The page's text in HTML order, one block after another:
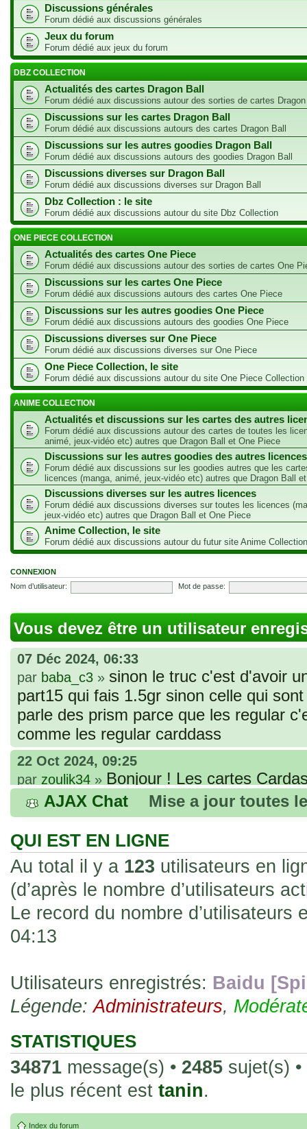
Discussions générales
Forum dédié aux discussions générales
Jeux du forum
Forum dédié aux jeux du forum
DBZ COLLECTION
Actualités des cartes Dragon Ball
Forum dédié aux discussions autour des sorties de cartes
Discussions sur les cartes Dragon Ball
Forum dédié aux discussions autours des cartes Dragon Ball
Discussions sur les autres goodies Dragon Ball
Forum dédié aux discussions autours des goodies Dragon Ball
Discussions diverses sur Dragon Ball
Forum dédié aux discussions diverses sur Dragon Ball
Dbz Collection : le site
Forum dédié aux discussions autour du site Dbz Collection
ONE PIECE COLLECTION
Actualités des cartes One Piece
Forum dédié aux discussions autour des sorties de cartes One
Discussions sur les cartes One Piece
Forum dédié aux discussions autours des cartes One Piece
Discussions sur les autres goodies One Piece
Forum dédié aux discussions autours des goodies One Piece
Discussions diverses sur One Piece
Forum dédié aux discussions diverses sur One Piece
One Piece Collection, le site
Forum dédié aux discussions autour du site One Piece Collection
ANIME COLLECTION
Actualités et discussions sur les cartes des autres
Forum dédié aux discussions autour des cartes de toutes les
animé, jeux-vidéo etc) autres que Dragon Ball et One Piece
Discussions sur les autres goodies des autres licences
Forum dédié aux discussions sur les goodies autres que les
licences (manga, animé, jeux-vidéo etc) autres que Dragon Ball
Discussions diverses sur les autres licences
Forum dédié aux discussions diverses sur toutes les licences
jeux-vidéo etc) autres que Dragon Ball et One Piece
Anime Collection, le site
Forum dédié aux discussions autour du futur site Anime Collection
CONNEXION
Nom d’utilisateur:
Mot de passe:
Vous devez être un utilisateur
07 Déc 2024, 06:33
par baba_c3 » sinon le truc c'est d'avoir
part15 qui fais 1.5gr sinon celle qui
parle des prism parce que les regular
comme les regular carddass
22 Oct 2024, 09:25
par zoulik34 » Bonjour ! Les cartes
que vous avez commandées, sont
fines et souples. Cela fait partie de
les rend faciles à manipuler et à
sur l'authenticité ou la qualité de votre
avec d'autres cartes de la même série
collectionneurs. Mais en règle
fait normal pour ce type de carte.
26 Déc 2023, 13:46
acheter une réédition de cette Hondan ?
02 Juin 2023, 14:17
par
Bonjour j'ai commandé
20 , je trouve la carte vraiment très
collection les carte sont censées être
24 Oct 2022, 13:37
par
de Lucy de Cyberpunk : Edgerunners.
AJAX Chat Mise a jour toutes
QUI EST EN LIGNE
Au total il y a 123 utilisateurs en
(d’après le nombre d’utilisateurs
Le record du nombre d’utilisateurs
04:13
Utilisateurs enregistrés: Baidu
Légende:Administrateurs,
STATISTIQUES
34871 message(s) • 2485 sujet(s) •
le plus récent est tanin.
Index du forum